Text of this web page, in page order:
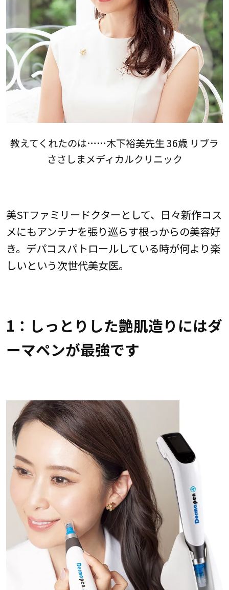
教えてくれたのは……木下裕美先生 36歳 リブラ
ささしまメディカルクリニック
美STファミリードクターとして、日々新作コス
メにもアンテナを張り巡らす根っからの美容好
き。デパコスパトロールしている時が何より楽
しいという次世代美女医。
1：しっとりした艶肌造りにはダ
ーマペンが最強です